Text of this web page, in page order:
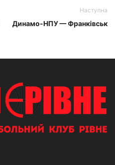
Наступна
Динамо-НПУ — Франківськ